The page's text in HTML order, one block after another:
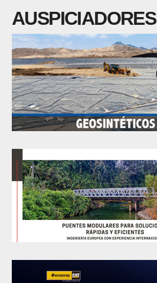
AUSPICIADORES